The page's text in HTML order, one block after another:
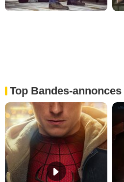
Top Bandes-annonces